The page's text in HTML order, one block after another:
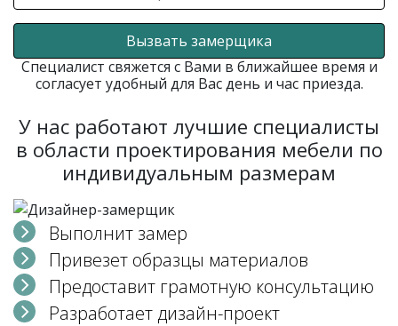
Вызвать замерщика
Специалист свяжется с Вами в ближайшее время и
согласует удобный для Вас день и час приезда.
У нас работают лучшие специалисты
в области проектирования мебели по
индивидуальным размерам
Выполнит замер
Привезет образцы материалов
Предоставит грамотную консультацию
Разработает дизайн-проект